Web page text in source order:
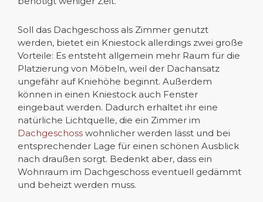
Soll das Dachgeschoss als Zimmer genutzt
werden, bietet ein Kniestock allerdings zwei große
Vorteile: Es entsteht allgemein mehr Raum für die
Platzierung von Möbeln, weil der Dachansatz
ungefähr auf Kniehöhe beginnt. Außerdem
können in einen Kniestock auch Fenster
eingebaut werden. Dadurch erhaltet ihr eine
natürliche Lichtquelle, die ein Zimmer im
Dachgeschoss wohnlicher werden lässt und bei
entsprechender Lage für einen schönen Ausblick
nach draußen sorgt. Bedenkt aber, dass ein
Wohnraum im Dachgeschoss eventuell gedämmt
und beheizt werden muss.